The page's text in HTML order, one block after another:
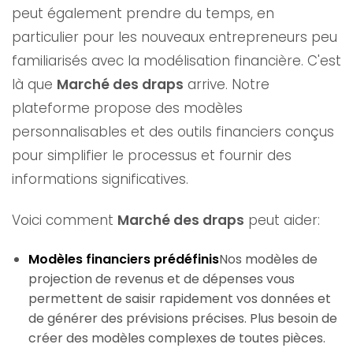
peut également prendre du temps, en
particulier pour les nouveaux entrepreneurs peu
familiarisés avec la modélisation financière. C'est
là que Marché des draps arrive. Notre
plateforme propose des modèles
personnalisables et des outils financiers conçus
pour simplifier le processus et fournir des
informations significatives.
Voici comment Marché des draps peut aider:
Modèles financiers prédéfinisNos modèles de
projection de revenus et de dépenses vous
permettent de saisir rapidement vos données et
de générer des prévisions précises. Plus besoin de
créer des modèles complexes de toutes pièces.